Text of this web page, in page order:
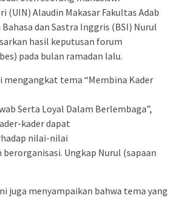
(UIN) Alaudin Makasar Fakultas Adab
dan Sastra Inggris (BSI) Nurul
hasil keputusan forum
pada bulan ramadan lalu.
tema “Membina Kader
Serta Loyal Dalam Berlembaga”,
kader dapat
nilai-nilai
Ungkap Nurul (sapaan
juga menyampaikan bahwa tema yang